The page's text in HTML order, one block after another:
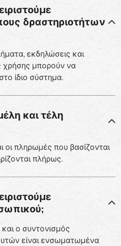
δραστηριοτήτων
εκδηλώσεις και
χρήσης μπορούν να
ίδιο σύστημα.
και τέλη
οι πληρωμές που βασίζονται
πλήρως.
ο συντονισμός
είναι ενσωματωμένα